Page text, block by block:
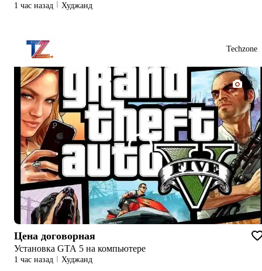
1 час назад Худжанд
Techzone
1/3
Цена договорная
Установка GTA 5 на компьютере
1 час назад Худжанд